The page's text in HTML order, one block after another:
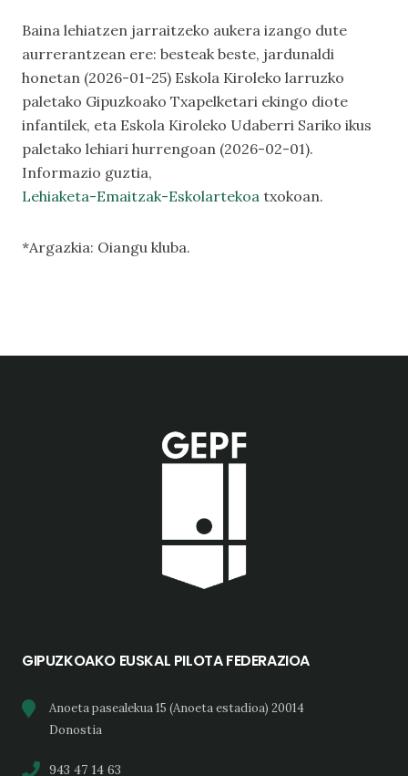
Baina lehiatzen jarraitzeko aukera izango dute
aurrerantzean ere: besteak beste, jardunaldi
honetan (2026-01-25) Eskola Kiroleko larruzko
paletako Gipuzkoako Txapelketari ekingo diote
infantilek, eta Eskola Kiroleko Udaberri Sariko ikus
paletako lehiari hurrengoan (2026-02-01).
Informazio guztia,
Lehiaketa-Emaitzak-Eskolartekoa txokoan.
*Argazkia: Oiangu kluba.
GIPUZKOAKO EUSKAL PILOTA FEDERAZIOA
Anoeta pasealekua 15 (Anoeta estadioa) 20014
Donostia
943 47 14 63